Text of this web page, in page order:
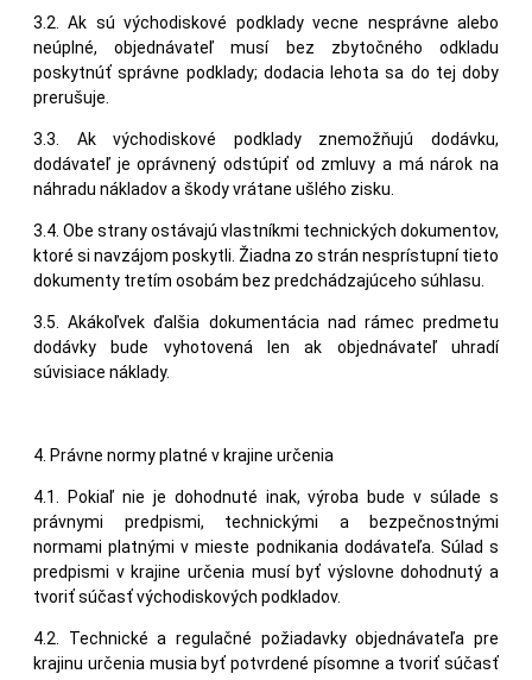
3.2. Ak sú východiskové podklady vecne nesprávne alebo
neúplné, objednávateľ musí bez zbytočného odkladu
poskytnúť správne podklady; dodacia lehota sa do tej doby
prerušuje.
3.3. Ak východiskové podklady znemožňujú dodávku,
dodávateľ je oprávnený odstúpiť od zmluvy a má nárok na
náhradu nákladov a škody vrátane ušlého zisku.
3.4. Obe strany ostávajú vlastníkmi technických dokumentov,
ktoré si navzájom poskytli. Žiadna zo strán nesprístupní tieto
dokumenty tretím osobám bez predchádzajúceho súhlasu.
3.5. Akákoľvek ďalšia dokumentácia nad rámec predmetu
dodávky bude vyhotovená len ak objednávateľ uhradí
súvisiace náklady.
4. Právne normy platné v krajine určenia
4.1. Pokiaľ nie je dohodnuté inak, výroba bude v súlade s
právnymi predpismi, technickými a bezpečnostnými
normami platnými v mieste podnikania dodávateľa. Súlad s
predpismi v krajine určenia musí byť výslovne dohodnutý a
tvoriť súčasť východiskových podkladov.
4.2. Technické a regulačné požiadavky objednávateľa pre
krajinu určenia musia byť potvrdené písomne a tvoriť súčasť